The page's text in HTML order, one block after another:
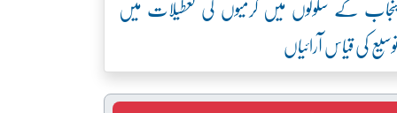
کی قیاس آرائیاں